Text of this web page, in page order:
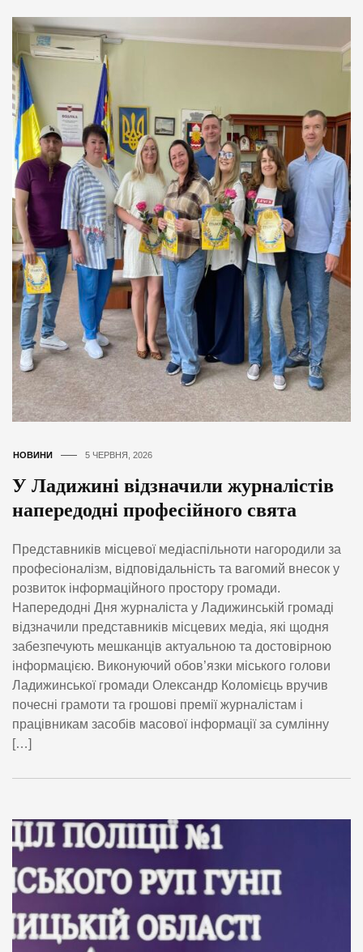
НОВИНИ 5 ЧЕРВНЯ, 2026
У Ладижині відзначили журналістів
напередодні професійного свята
Представників місцевої медіаспільноти нагородили за
професіоналізм, відповідальність та вагомий внесок у
розвиток інформаційного простору громади.
Напередодні Дня журналіста у Ладижинській громаді
відзначили представників місцевих медіа, які щодня
забезпечують мешканців актуальною та достовірною
інформацією. Виконуючий обов’язки міського голови
Ладижинської громади Олександр Коломієць вручив
почесні грамоти та грошові премії журналістам і
працівникам засобів масової інформації за сумлінну
[…]